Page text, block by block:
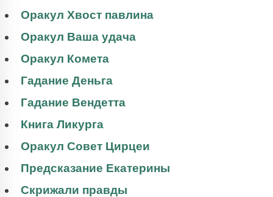
Оракул Хвост павлина
Оракул Ваша удача
Оракул Комета
Гадание Деньга
Гадание Вендетта
Книга Ликурга
Оракул Совет Цирцеи
Предсказание Екатерины
Скрижали правды